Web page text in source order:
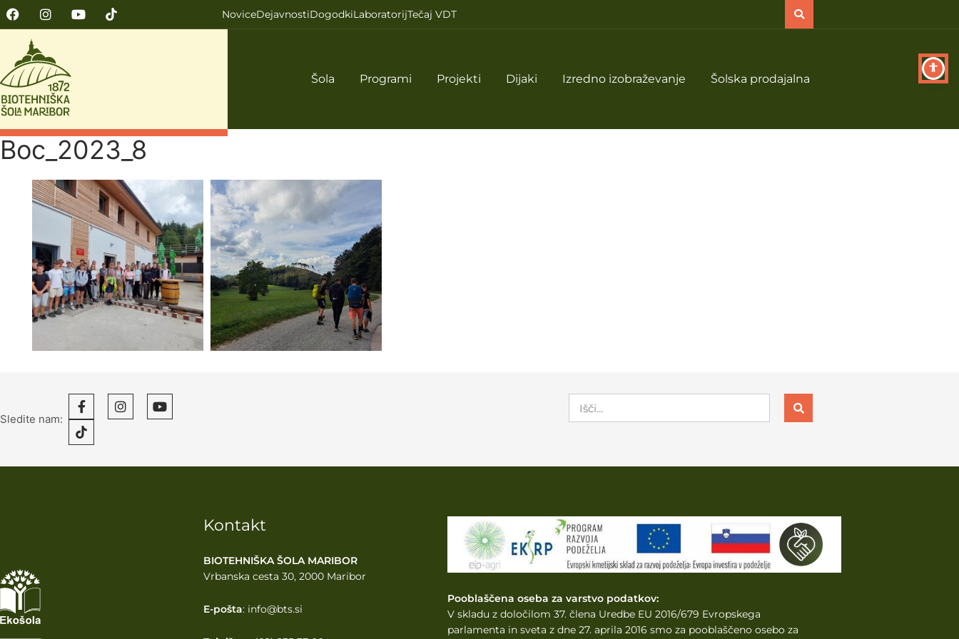
NoviceDejavnostiDogodkiLaboratorijTečaj VDT
Šola Programi Projekti Dijaki Izredno izobraževanje Šolska prodajalna
Boc_2023_8
Sledite nam:
Kontakt
BIOTEHNIŠKA ŠOLA MARIBOR
Vrbanska cesta 30, 2000 Maribor
E-pošta: info@bts.si
Pooblaščena oseba za varstvo podatkov:
V skladu z določilom 37. člena Uredbe EU 2016/679 Evropskega
parlamenta in sveta z dne 27. aprila 2016 smo za pooblaščeno osebo za